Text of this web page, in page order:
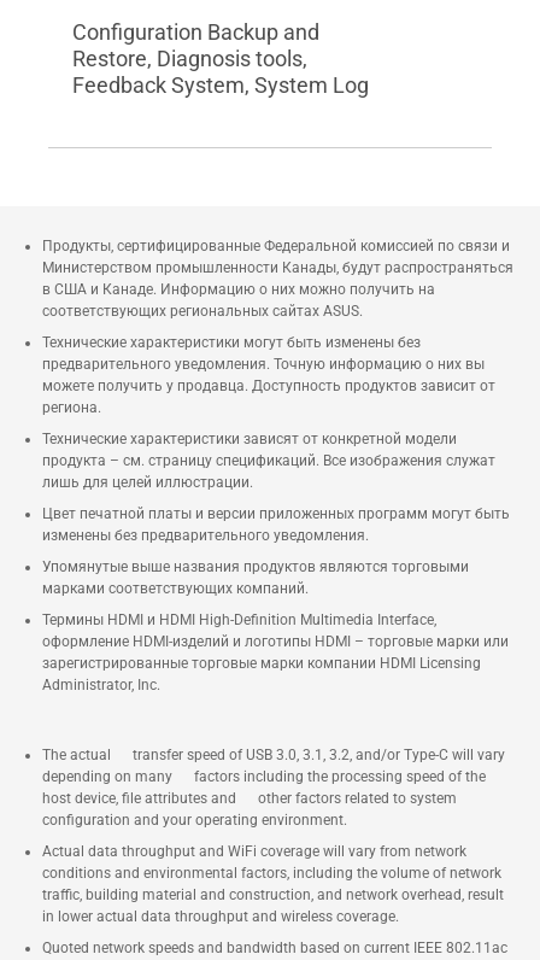
Configuration Backup and
Restore, Diagnosis tools,
Feedback System, System Log
Продукты, сертифицированные Федеральной комиссией по связи и
Министерством промышленности Канады, будут распространяться
в США и Канаде. Информацию о них можно получить на
соответствующих региональных сайтах ASUS.
Технические характеристики могут быть изменены без
предварительного уведомления. Точную информацию о них вы
можете получить у продавца. Доступность продуктов зависит от
региона.
Технические характеристики зависят от конкретной модели
продукта – см. страницу спецификаций. Все изображения служат
лишь для целей иллюстрации.
Цвет печатной платы и версии приложенных программ могут быть
изменены без предварительного уведомления.
Упомянутые выше названия продуктов являются торговыми
марками соответствующих компаний.
Термины HDMI и HDMI High-Definition Multimedia Interface,
оформление HDMI-изделий и логотипы HDMI – торговые марки или
зарегистрированные торговые марки компании HDMI Licensing
Administrator, Inc.
The actual transfer speed of USB 3.0, 3.1, 3.2, and/or Type-C will vary
depending on many factors including the processing speed of the
host device, file attributes and other factors related to system
configuration and your operating environment.
Actual data throughput and WiFi coverage will vary from network
conditions and environmental factors, including the volume of network
traffic, building material and construction, and network overhead, result
in lower actual data throughput and wireless coverage.
Quoted network speeds and bandwidth based on current IEEE 802.11ac